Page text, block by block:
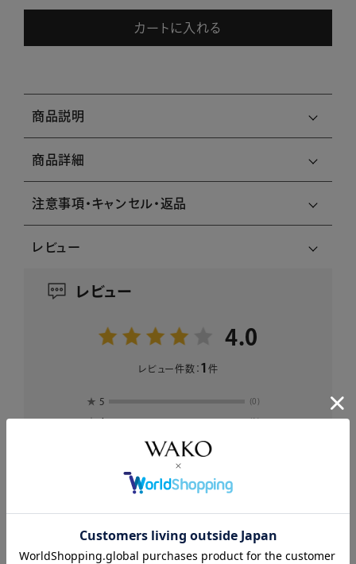
カートに入れる
商品説明
商品詳細
注意事項・キャンセル・返品
レビュー
レビュー
4.0
レビュー件数： 1 件
★ 5 (0)
★ 4 (1)